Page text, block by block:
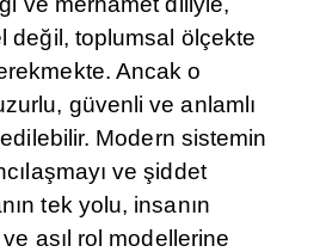
değil, toplumsal ölçekte
Ancak o
güvenli ve anlamlı
Modern sistemin
ve şiddet
tek yolu, insanın
ve asıl rol modellerine